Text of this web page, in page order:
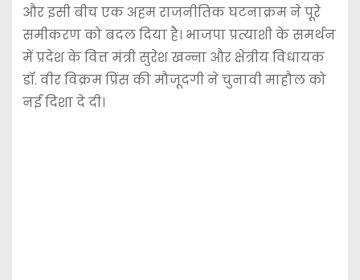
और इसी बीच एक अहम राजनीतिक घटनाक्रम ने पूरे
समीकरण को बदल दिया है। भाजपा प्रत्याशी के समर्थन
में प्रदेश के वित्त मंत्री सुरेश खन्ना और क्षेत्रीय विधायक
डॉ. वीर विक्रम प्रिंस की मौजूदगी ने चुनावी माहौल को
नई दिशा दे दी।